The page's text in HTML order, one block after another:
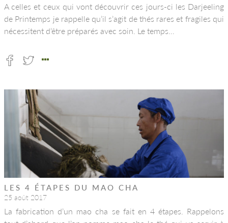
A celles et ceux qui vont découvrir ces jours-ci les Darjeeling
de Printemps je rappelle qu’il s’agit de thés rares et fragiles qui
nécessitent d’être préparés avec soin. Le temps…
LES 4 ÉTAPES DU MAO CHA
25 août 2017
La fabrication d’un mao cha se fait en 4 étapes. Rappelons